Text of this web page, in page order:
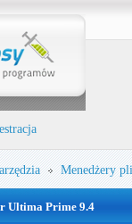
Menedżery
Ultima Prime 9.4